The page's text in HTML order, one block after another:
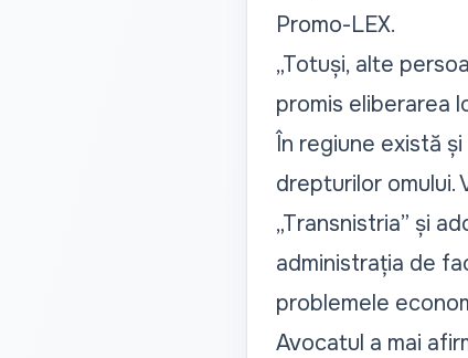
Promo-LEX.
„Totuși, alte
promis eliberarea
În regiune există
drepturilor omului.
„Transnistria” și
administrația de
problemele
Avocatul a mai